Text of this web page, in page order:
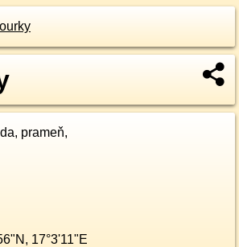
prameň,
, 17°3'11"E